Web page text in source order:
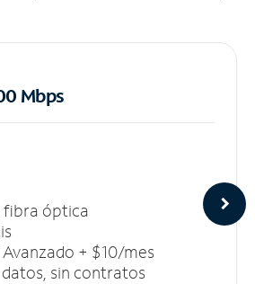
Mbps
fibra óptica
+ $10/mes
sin contratos